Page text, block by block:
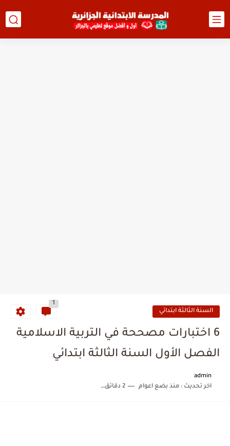
السنة الثالثة ابتدائي
1
6 اختبارات مصححة في التربية الاسلامية
الفصل الأول السنة الثالثة ابتدائي
admin
اخر تحديث :منذ بضع اعوام 2 دقائق للقراءة